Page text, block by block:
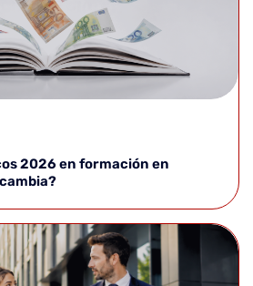
2026 en formación en